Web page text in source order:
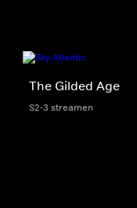
The Gilded Age
S2-3 streamen